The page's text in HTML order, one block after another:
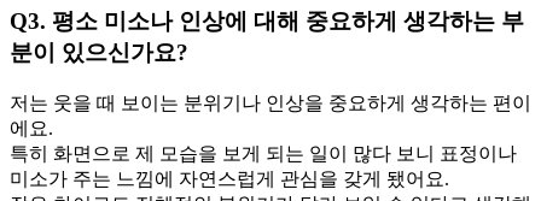
Q3. 평소 미소나 인상에 대해 중요하게 생각하는 부
분이 있으신가요?
저는 웃을 때 보이는 분위기나 인상을 중요하게 생각하는 편이
에요.
특히 화면으로 제 모습을 보게 되는 일이 많다 보니 표정이나
미소가 주는 느낌에 자연스럽게 관심을 갖게 됐어요.